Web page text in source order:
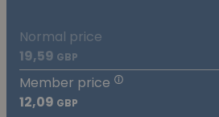
Normal price
19,59 GBP
Member price
12,09 GBP